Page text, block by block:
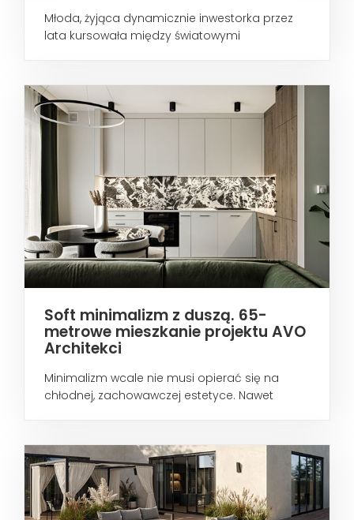
Młoda, żyjąca dynamicznie inwestorka przez
lata kursowała między światowymi
Soft minimalizm z duszą. 65-
metrowe mieszkanie projektu AVO
Architekci
Minimalizm wcale nie musi opierać się na
chłodnej, zachowawczej estetyce. Nawet